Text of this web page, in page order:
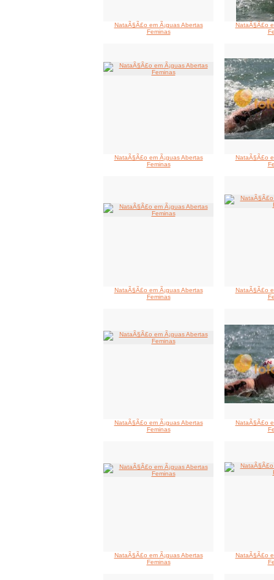
NataÃ§Ã£o em Ã¡guas Abertas
Feminas
NataÃ§Ã£o
NataÃ§Ã£o em Ã¡guas Abertas
Feminas
NataÃ§Ã£o
NataÃ§Ã£o em Ã¡guas Abertas
Feminas
NataÃ§Ã£o
NataÃ§Ã£o em Ã¡guas Abertas
Feminas
NataÃ§Ã£o
NataÃ§Ã£o em Ã¡guas Abertas
Feminas
NataÃ§Ã£o